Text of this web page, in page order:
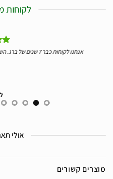
לקוחות
אנחנו לקוחות כבר 7 שנים של
לילך
אולי
מוצרים קשורים